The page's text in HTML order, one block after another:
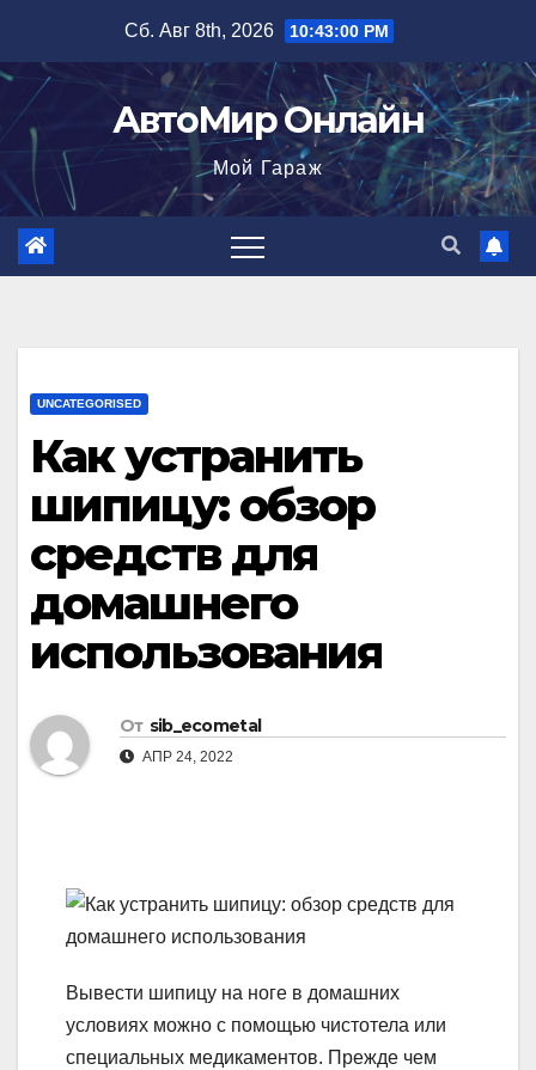
содержимому
Сб. Авг 8th, 2026 10:43:01 PM
АвтоМир Онлайн
Мой Гараж
UNCATEGORISED
Как устранить
шипицу: обзор
средств для
домашнего
использования
От sib_ecometal
АПР 24, 2022
Вывести шипицу на ноге в домашних
условиях можно с помощью чистотела или
специальных медикаментов. Прежде чем